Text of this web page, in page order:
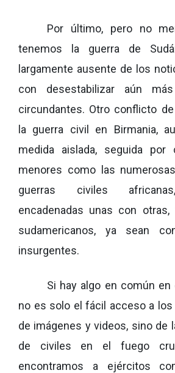
Por último, pero no
tenemos la guerra de
largamente ausente de los
con desestabilizar aún
circundantes. Otro conflicto
la guerra civil en Birmania,
medida aislada, seguida por
menores como las
guerras civiles
encadenadas unas con
sudamericanos, ya sean
insurgentes.
Si hay algo en común
no es solo el fácil acceso a
de imágenes y videos, sino de
de civiles en el fuego
encontramos a ejércitos